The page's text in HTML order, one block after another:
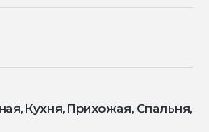
Кухня, Прихожая, Спальня,